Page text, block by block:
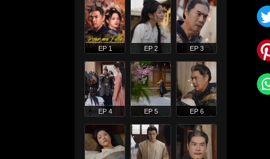
EP 1 EP 2 EP 3
EP 4 EP 5 EP 6